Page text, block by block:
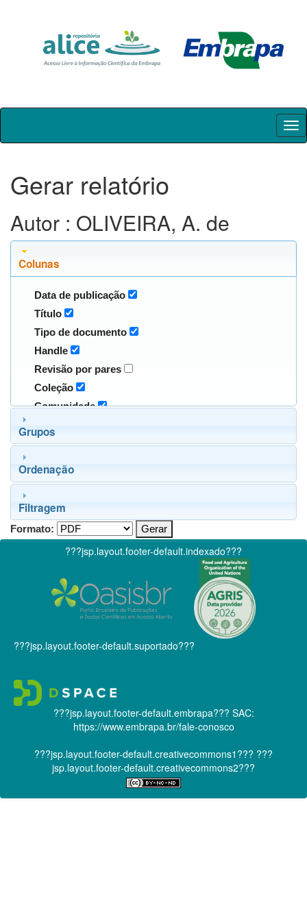
Skip
Gerar relatório
Autor : OLIVEIRA, A. de
Colunas
Data de publicação
Título
Tipo de documento
Handle
Revisão por pares
Coleção
Comunidade
Grupos
Ordenação
Filtragem
Formato:
???jsp.layout.footer-default.indexado???
???jsp.layout.footer-default.suportado???
???jsp.layout.footer-default.embrapa??? SAC:
https://www.embrapa.br/fale-conosco
???jsp.layout.footer-default.creativecommons1??? ???
jsp.layout.footer-default.creativecommons2???